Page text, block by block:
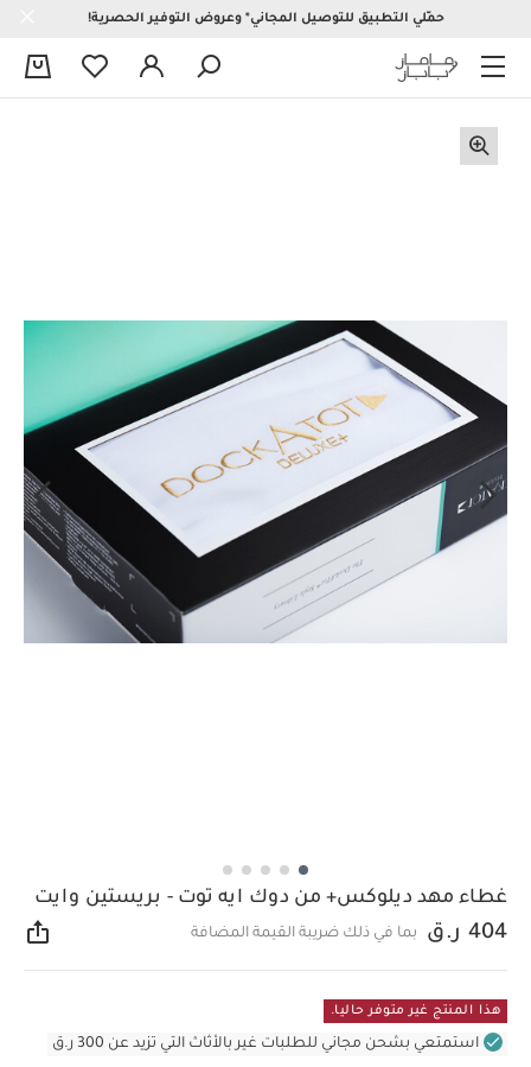
حمّلي التطبيق للتوصيل المجاني* وعروض التوفير الحصرية!
غطاء مهد ديلوكس+ من دوك ايه توت - بريستين وايت
404 ر.ق بما في ذلك ضريبة القيمة المضافة
هذا المنتج غير متوفر حاليا.
استمتعي بشحن مجاني للطلبات غير بالأثاث التي تزيد عن 300 ر.ق